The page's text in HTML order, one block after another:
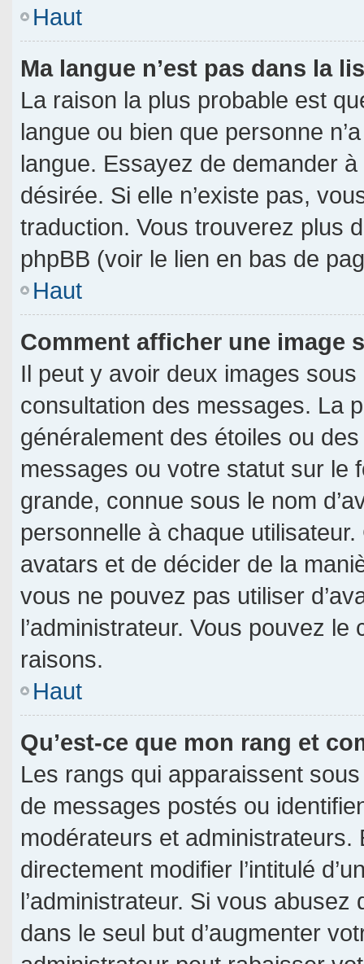
Haut
Ma langue n’est pas dans la
La raison la plus probable est
langue ou bien que personne
langue. Essayez de demander à
désirée. Si elle n’existe pas,
traduction. Vous trouverez plus
phpBB (voir le lien en bas de
Haut
Comment afficher une image
Il peut y avoir deux images
consultation des messages. La
généralement des étoiles ou
messages ou votre statut sur le
grande, connue sous le nom
personnelle à chaque utilisateur.
avatars et de décider de la
vous ne pouvez pas utiliser
l’administrateur. Vous pouvez
raisons.
Haut
Qu’est-ce que mon rang et
Les rangs qui apparaissent
de messages postés ou
modérateurs et
directement modifier l’intitulé
l’administrateur. Si vous
dans le seul but d’augmenter